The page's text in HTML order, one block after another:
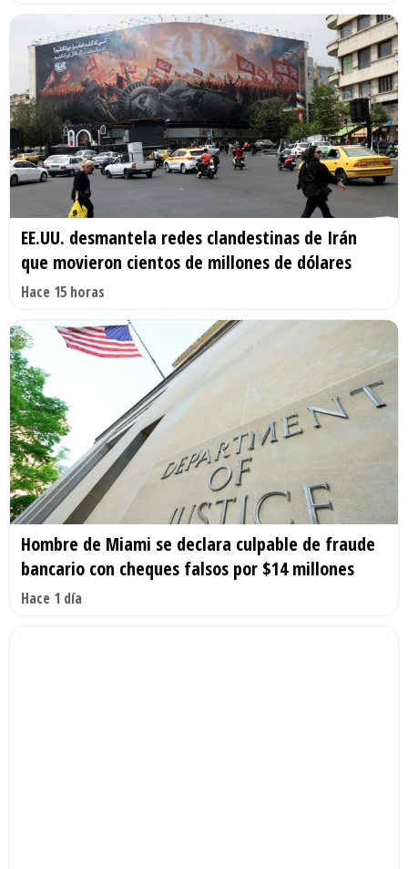
EE.UU. desmantela redes clandestinas de Irán
que movieron cientos de millones de dólares
Hace 15 horas
Hombre de Miami se declara culpable de fraude
bancario con cheques falsos por $14 millones
Hace 1 día